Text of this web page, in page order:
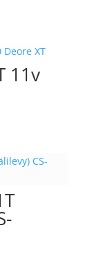
11v